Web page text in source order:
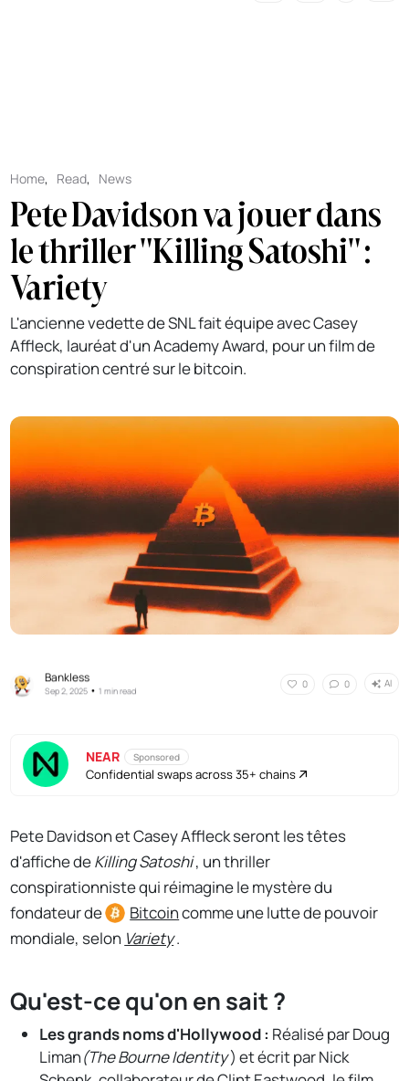
Home, Read, News
Pete Davidson va jouer dans
le thriller "Killing Satoshi" :
Variety
L'ancienne vedette de SNL fait équipe avec Casey
Affleck, lauréat d'un Academy Award, pour un film de
conspiration centré sur le bitcoin.
Bankless
Sep 2, 2025 •1 min read
0 0 AI
NEAR Sponsored
Confidential swaps across 35+ chains
Pete Davidson et Casey Affleck seront les têtes
d'affiche deKilling Satoshi, un thriller
conspirationniste qui réimagine le mystère du
fondateur de
Bitcoincomme une lutte de pouvoir
mondiale, selon Variety.
Qu'est-ce qu'on en sait ?
Les grands noms d'Hollywood : Réalisé par Doug
Liman(The Bourne Identity) et écrit par Nick